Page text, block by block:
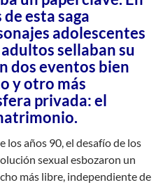
esta saga
adolescentes
sellaban su
dos eventos bien
y otro más
privada: el
los años 90, el desafío de los
sexual esbozaron un
más libre, independiente de